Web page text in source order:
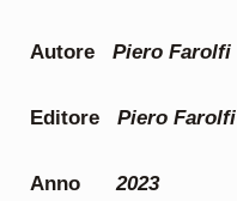
Autore Piero Farolfi
Editore Piero Farolfi
Anno 2023